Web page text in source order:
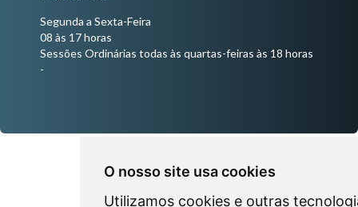
O nosso site usa cookies
Utilizamos cookies e outras
Segunda a Sexta-Feira
08 às 17 horas
Sessões Ordinárias todas às quartas-feiras às 18 horas
-